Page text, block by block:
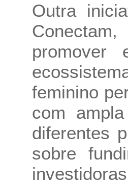
Outra
promover
feminino
com
diferentes
sobre